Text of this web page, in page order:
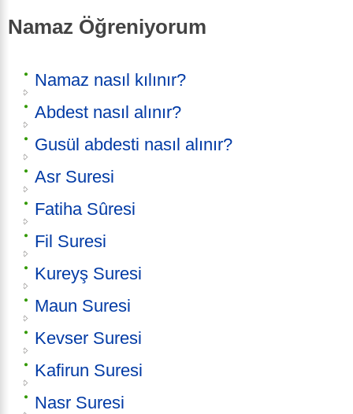
Namaz Öğreniyorum
Namaz nasıl kılınır?
Abdest nasıl alınır?
Gusül abdesti nasıl alınır?
Asr Suresi
Fatiha Sûresi
Fil Suresi
Kureyş Suresi
Maun Suresi
Kevser Suresi
Kafirun Suresi
Nasr Suresi